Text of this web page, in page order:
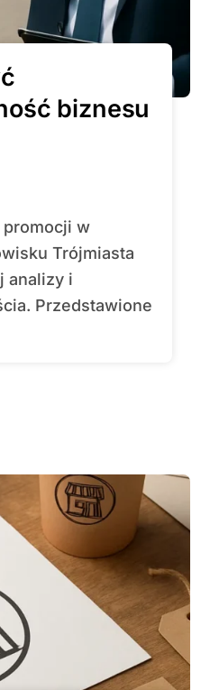
biznesu
Trójmiasta
analizy i
Przedstawione